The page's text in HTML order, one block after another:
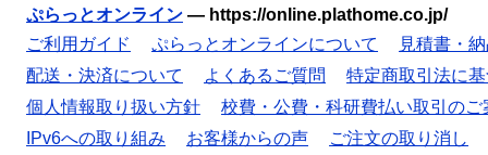
ぷらっとオンライン — https://online.plathome.co.jp/
ご利用ガイド
ぷらっとオンラインについて
見積書・
配送・決済について
よくあるご質問
特定商取引法に
個人情報取り扱い方針
校費・公費・科研費払い取引のご
IPv6への取り組み
お客様からの声 ご注文の取り消し